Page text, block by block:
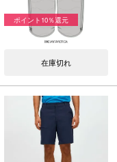
在庫切れ
ポイント10％還元